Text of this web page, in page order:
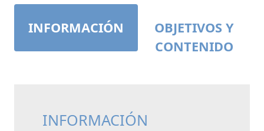
INFORMACIÓN
OBJETIVOS Y
CONTENIDO
INFORMACIÓN